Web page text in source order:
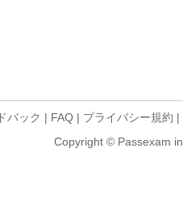
バック | FAQ | プライバシー規約 |
Copyright © Passexam